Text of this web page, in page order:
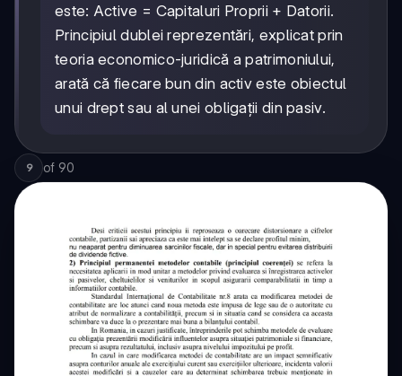
este: Active = Capitaluri Proprii + Datorii.
Principiul dublei reprezentări, explicat prin
teoria economico-juridică a patrimoniului,
arată că fiecare bun din activ este obiectul
unui drept sau al unei obligații din pasiv.
9 of 90